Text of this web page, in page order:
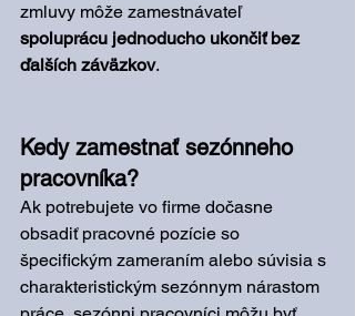
zmluvy môže zamestnávateľ
spoluprácu jednoducho ukončiť bez
ďalších záväzkov.
Kedy zamestnať sezónneho
pracovníka?
Ak potrebujete vo firme dočasne
obsadiť pracovné pozície so
špecifickým zameraním alebo súvisia s
charakteristickým sezónnym nárastom